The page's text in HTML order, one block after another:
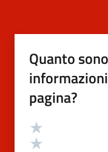
Quanto
pagina?
Valutazione